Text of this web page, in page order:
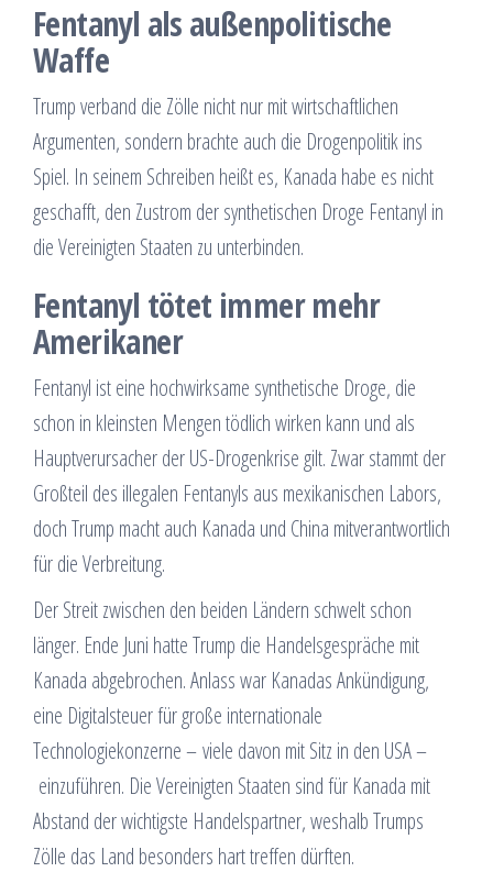
Fentanyl als außenpolitische
Waffe
Trump verband die Zölle nicht nur mit wirtschaftlichen
Argumenten, sondern brachte auch die Drogenpolitik ins
Spiel. In seinem Schreiben heißt es, Kanada habe es nicht
geschafft, den Zustrom der synthetischen Droge Fentanyl in
die Vereinigten Staaten zu unterbinden.
Fentanyl tötet immer mehr
Amerikaner
Fentanyl ist eine hochwirksame synthetische Droge, die
schon in kleinsten Mengen tödlich wirken kann und als
Hauptverursacher der US-Drogenkrise gilt. Zwar stammt der
Großteil des illegalen Fentanyls aus mexikanischen Labors,
doch Trump macht auch Kanada und China mitverantwortlich
für die Verbreitung.
Der Streit zwischen den beiden Ländern schwelt schon
länger. Ende Juni hatte Trump die Handelsgespräche mit
Kanada abgebrochen. Anlass war Kanadas Ankündigung,
eine Digitalsteuer für große internationale
Technologiekonzerne – viele davon mit Sitz in den USA –
einzuführen. Die Vereinigten Staaten sind für Kanada mit
Abstand der wichtigste Handelspartner, weshalb Trumps
Zölle das Land besonders hart treffen dürften.